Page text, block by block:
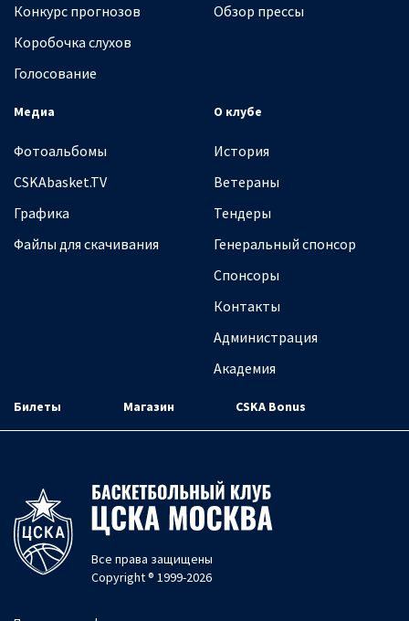
Конкурс прогнозов
Коробочка слухов
Голосование
Обзор прессы
Медиа
Фотоальбомы
CSKAbasket.TV
Графика
Файлы для скачивания
О клубе
История
Ветераны
Тендеры
Генеральный спонсор
Спонсоры
Контакты
Администрация
Академия
Билеты Магазин CSKA Bonus
Все права защищены
Copyright ® 1999-2026